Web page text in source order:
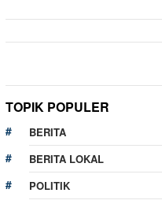
TOPIK POPULER
BERITA
BERITA LOKAL
POLITIK